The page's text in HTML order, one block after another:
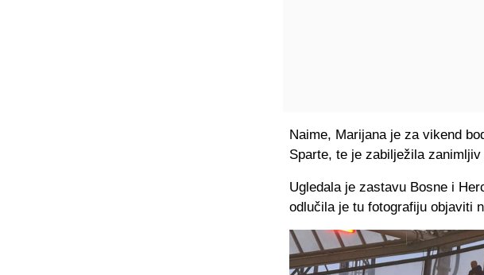
Naime, Marijana je za vikend
Sparte, te je zabilježila
Ugledala je zastavu Bosne i
odlučila je tu fotografiju objaviti